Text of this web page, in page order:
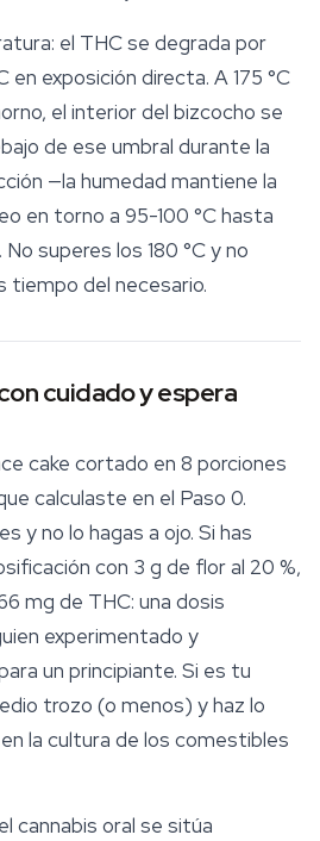
el THC se degrada por
en exposición directa. A 175 °C
el interior del bizcocho se
de ese umbral durante la
—la humedad mantiene la
en torno a 95-100 °C hasta
superes los 180 °C y no
tiempo del necesario.
cuidado y espera
cake cortado en 8 porciones
calculaste en el Paso 0.
y no lo hagas a ojo. Si has
con 3 g de flor al 20 %,
mg de THC: una dosis
experimentado y
un principiante. Si es tu
trozo (o menos) y haz lo
la cultura de los comestibles
cannabis oral se sitúa